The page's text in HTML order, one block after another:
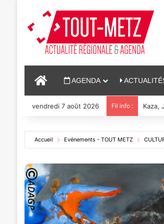
ACCUEILAGENDA
vendredi 7 août 2026 Fil info :
Accueil Evénements - TOUT METZ